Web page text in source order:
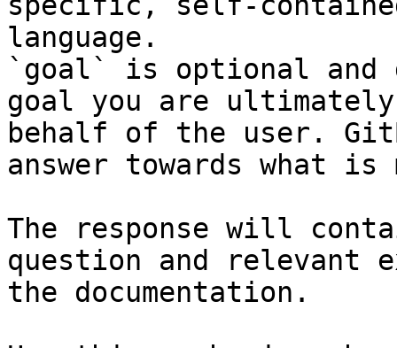
language.
`goal` is optional and
goal you are
behalf of the user.
answer towards what
The response will
question and relevant
the documentation.